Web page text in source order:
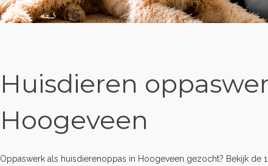
Huisdieren
Hoogeveen
Oppaswerk als huisdierenoppas in Hoogeveen gezocht? Bekijk de